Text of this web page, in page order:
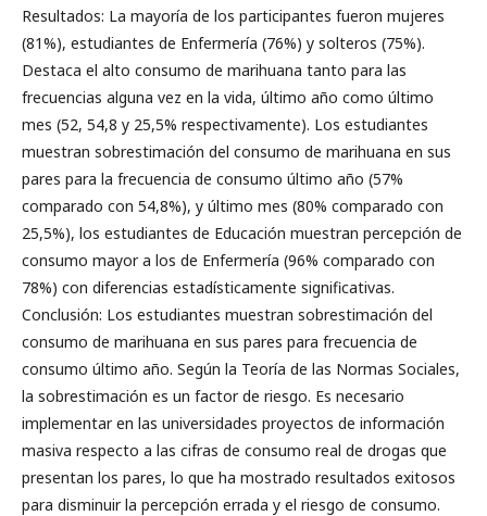
Resultados: La mayoría de los participantes fueron mujeres
(81%), estudiantes de Enfermería (76%) y solteros (75%).
Destaca el alto consumo de marihuana tanto para las
frecuencias alguna vez en la vida, último año como último
mes (52, 54,8 y 25,5% respectivamente). Los estudiantes
muestran sobrestimación del consumo de marihuana en sus
pares para la frecuencia de consumo último año (57%
comparado con 54,8%), y último mes (80% comparado con
25,5%), los estudiantes de Educación muestran percepción de
consumo mayor a los de Enfermería (96% comparado con
78%) con diferencias estadísticamente significativas.
Conclusión: Los estudiantes muestran sobrestimación del
consumo de marihuana en sus pares para frecuencia de
consumo último año. Según la Teoría de las Normas Sociales,
la sobrestimación es un factor de riesgo. Es necesario
implementar en las universidades proyectos de información
masiva respecto a las cifras de consumo real de drogas que
presentan los pares, lo que ha mostrado resultados exitosos
para disminuir la percepción errada y el riesgo de consumo.